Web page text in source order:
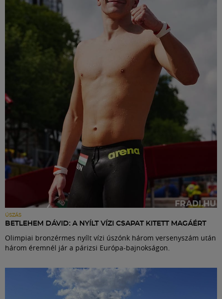
ÚSZÁS
BETLEHEM DÁVID: A NYÍLT VÍZI CSAPAT KITETT MAGÁÉRT
Olimpiai bronzérmes nyílt vízi úszónk három versenyszám után
három éremnél jár a párizsi Európa-bajnokságon.